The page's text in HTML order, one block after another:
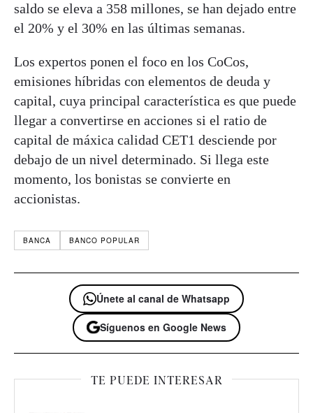
saldo se eleva a 358 millones, se han dejado entre
el 20% y el 30% en las últimas semanas.
Los expertos ponen el foco en los CoCos,
emisiones híbridas con elementos de deuda y
capital, cuya principal característica es que puede
llegar a convertirse en acciones si el ratio de
capital de máxica calidad CET1 desciende por
debajo de un nivel determinado. Si llega este
momento, los bonistas se convierte en
accionistas.
BANCA BANCO POPULAR
Únete al canal de Whatsapp
Síguenos en Google News
TE PUEDE INTERESAR